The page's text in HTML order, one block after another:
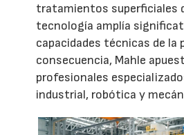
tratamientos superficiales
tecnología amplía
capacidades técnicas de la
consecuencia, Mahle
profesionales
industrial, robótica y